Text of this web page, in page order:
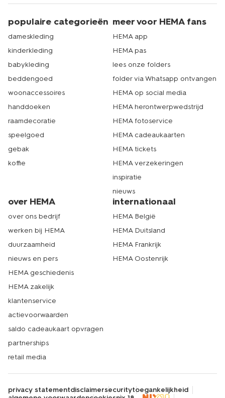
populaire categorieën
dameskleding
kinderkleding
babykleding
beddengoed
woonaccessoires
handdoeken
raamdecoratie
speelgoed
gebak
koffie
meer voor HEMA fans
HEMA app
HEMA pas
lees onze folders
folder via Whatsapp ontvangen
HEMA op social media
HEMA herontwerpwedstrijd
HEMA fotoservice
HEMA cadeaukaarten
HEMA tickets
HEMA verzekeringen
inspiratie
nieuws
over HEMA
over ons bedrijf
werken bij HEMA
duurzaamheid
nieuws en pers
HEMA geschiedenis
HEMA zakelijk
klantenservice
actievoorwaarden
saldo cadeaukaart opvragen
partnerships
retail media
internationaal
HEMA België
HEMA Duitsland
HEMA Frankrijk
HEMA Oostenrijk
privacy statementdisclaimersecuritytoegankelijkheid